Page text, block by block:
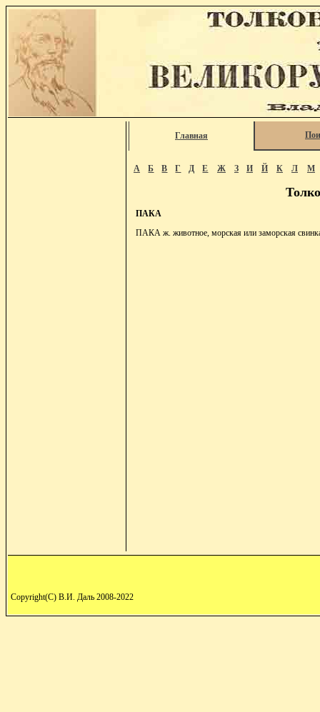
Главная
А Б В Г Д Е Ж З И Й К Л М
ПАКА
ПАКА ж. животное, морская или заморская
Copyright(C) В.И. Даль 2008-2022